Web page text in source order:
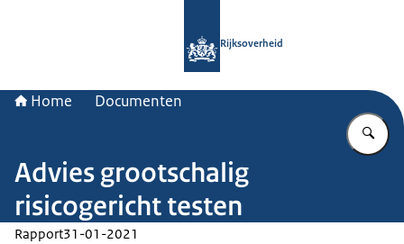
Rijksoverheid
Home Documenten
Advies grootschalig
risicogericht testen
Rapport31-01-2021